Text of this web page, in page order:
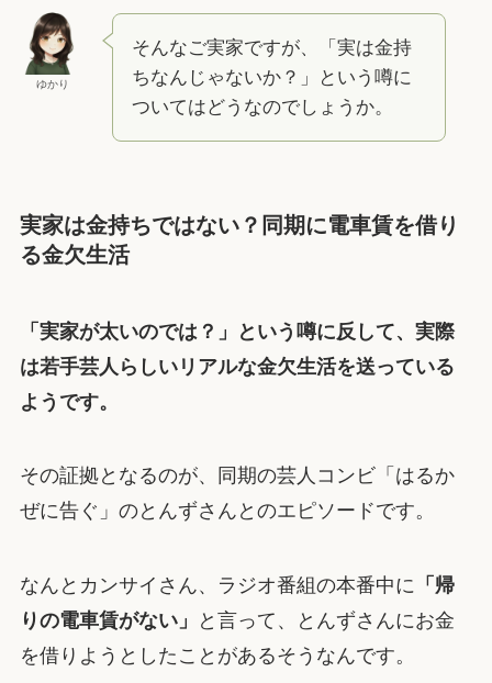
ゆかり
そんなご実家ですが、「実は金持
ちなんじゃないか？」という噂に
ついてはどうなのでしょうか。
実家は金持ちではない？同期に電車賃を借り
る金欠生活
「実家が太いのでは？」という噂に反して、実際
は若手芸人らしいリアルな金欠生活を送っている
ようです。
その証拠となるのが、同期の芸人コンビ「はるか
ぜに告ぐ」のとんずさんとのエピソードです。
なんとカンサイさん、ラジオ番組の本番中に 「帰
りの電車賃がない」
と言って、とんずさんにお金
を借りようとしたことがあるそうなんです。